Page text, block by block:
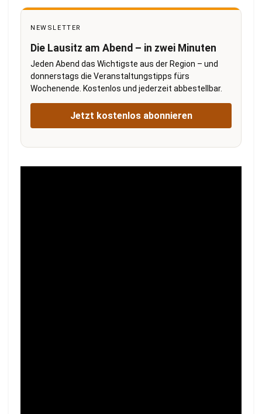
NEWSLETTER
Die Lausitz am Abend – in zwei Minuten
Jeden Abend das Wichtigste aus der Region – und
donnerstags die Veranstaltungstipps fürs
Wochenende. Kostenlos und jederzeit abbestellbar.
Jetzt kostenlos abonnieren